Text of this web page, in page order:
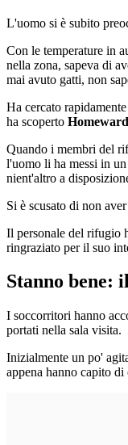
L'uomo si è subito
Con le temperature in
nella zona, sapeva di
mai avuto gatti, non
Ha cercato
ha scoperto
Quando i membri del
l'uomo li ha messi in
nient'altro a
Si è scusato di non
Il personale del rifugio
ringraziato per il suo
Stanno bene:
I soccorritori hanno
portati nella sala visita.
Inizialmente un po'
appena hanno capito di